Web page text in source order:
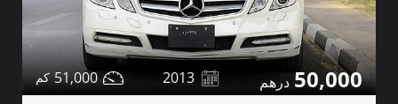
50,000
2013
51,000